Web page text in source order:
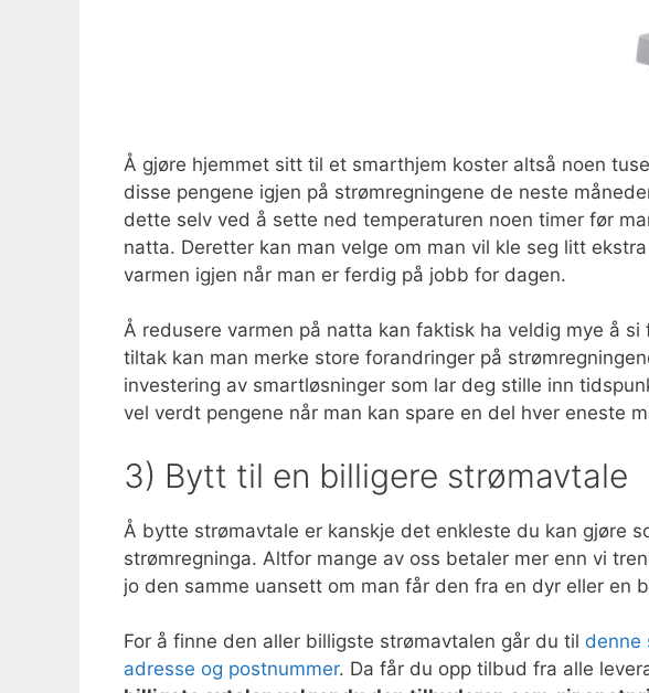
Å gjøre hjemmet sitt til et smarthjem koster altså noen
disse pengene igjen på strømregningene de neste
dette selv ved å sette ned temperaturen noen timer før
natta. Deretter kan man velge om man vil kle seg litt
varmen igjen når man er ferdig på jobb for dagen.
Å redusere varmen på natta kan faktisk ha veldig mye å
tiltak kan man merke store forandringer på
investering av smartløsninger som lar deg stille inn
vel verdt pengene når man kan spare en del hver eneste
3) Bytt til en billigere strømavtale
Å bytte strømavtale er kanskje det enkleste du kan gjøre
strømregninga. Altfor mange av oss betaler mer enn vi
jo den samme uansett om man får den fra en dyr eller en
For å finne den aller billigste strømavtalen går du til denne
adresse og postnummer. Da får du opp tilbud fra alle